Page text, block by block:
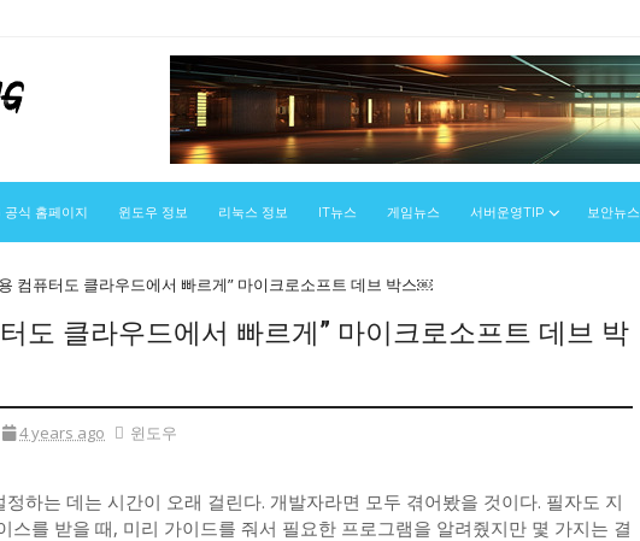
식 홈페이지 윈도우 정보 리눅스 정보 IT뉴스 게임뉴스 서버운영TIP 보안뉴스
컴퓨터도 클라우드에서 빠르게” 마이크로소프트 데브 박스￼
도 클라우드에서 빠르게” 마이크로소프트 데브 박
4 years ago 윈도우
정하는 데는 시간이 오래 걸린다. 개발자라면 모두 겪어봤을 것이다. 필자도 지
스를 받을 때, 미리 가이드를 줘서 필요한 프로그램을 알려줬지만 몇 가지는 결